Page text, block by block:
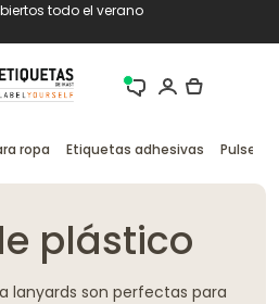
todo el verano
ropa Etiquetas adhesivas
plástico
lanyards son perfectas para